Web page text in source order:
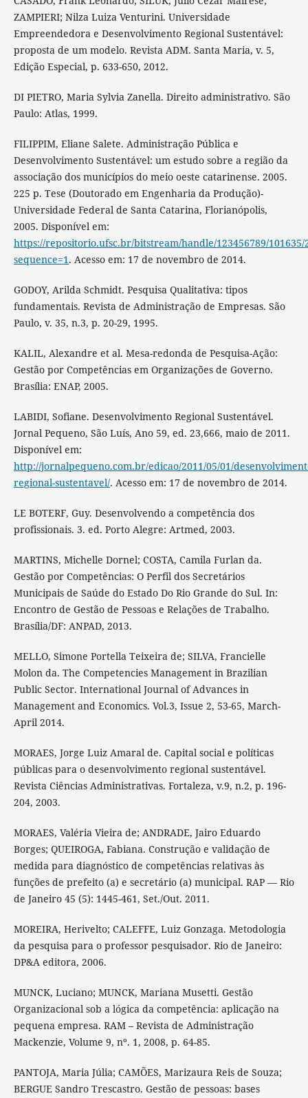
ZAMPIERI; Nilza Luiza Venturini. Universidade
Empreendedora e Desenvolvimento Regional Sustentável:
proposta de um modelo. Revista ADM. Santa Maria, v. 5,
Edição Especial, p. 633-650, 2012.
DI PIETRO, Maria Sylvia Zanella. Direito administrativo. São
Paulo: Atlas, 1999.
FILIPPIM, Eliane Salete. Administração Pública e
Desenvolvimento Sustentável: um estudo sobre a região da
associação dos municípios do meio oeste catarinense. 2005.
225 p. Tese (Doutorado em Engenharia da Produção)-
Universidade Federal de Santa Catarina, Florianópolis,
2005. Disponível em:
https://repositorio.ufsc.br/bitstream/handle/123456789/101635/
sequence=1. Acesso em: 17 de novembro de 2014.
GODOY, Arilda Schmidt. Pesquisa Qualitativa: tipos
fundamentais. Revista de Administração de Empresas. São
Paulo, v. 35, n.3, p. 20-29, 1995.
KALIL, Alexandre et al. Mesa-redonda de Pesquisa-Ação:
Gestão por Competências em Organizações de Governo.
Brasília: ENAP, 2005.
LABIDI, Sofiane. Desenvolvimento Regional Sustentável.
Jornal Pequeno, São Luís, Ano 59, ed. 23,666, maio de 2011.
Disponível em:
http://jornalpequeno.com.br/edicao/2011/05/01/
regional-sustentavel/. Acesso em: 17 de novembro de 2014.
LE BOTERF, Guy. Desenvolvendo a competência dos
profissionais. 3. ed. Porto Alegre: Artmed, 2003.
MARTINS, Michelle Dornel; COSTA, Camila Furlan da.
Gestão por Competências: O Perfil dos Secretários
Municipais de Saúde do Estado Do Rio Grande do Sul. In:
Encontro de Gestão de Pessoas e Relações de Trabalho.
Brasília/DF: ANPAD, 2013.
MELLO, Simone Portella Teixeira de; SILVA, Francielle
Molon da. The Competencies Management in Brazilian
Public Sector. International Journal of Advances in
Management and Economics. Vol.3, Issue 2, 53-65, March-
April 2014.
MORAES, Jorge Luiz Amaral de. Capital social e políticas
públicas para o desenvolvimento regional sustentável.
Revista Ciências Administrativas. Fortaleza, v.9, n.2, p. 196-
204, 2003.
MORAES, Valéria Vieira de; ANDRADE, Jairo Eduardo
Borges; QUEIROGA, Fabiana. Construção e validação de
medida para diagnóstico de competências relativas às
funções de prefeito (a) e secretário (a) municipal. RAP — Rio
de Janeiro 45 (5): 1445-461, Set./Out. 2011.
MOREIRA, Herivelto; CALEFFE, Luiz Gonzaga. Metodologia
da pesquisa para o professor pesquisador. Rio de Janeiro:
DP&A editora, 2006.
MUNCK, Luciano; MUNCK, Mariana Musetti. Gestão
Organizacional sob a lógica da competência: aplicação na
pequena empresa. RAM – Revista de Administração
Mackenzie, Volume 9, nº. 1, 2008, p. 64-85.
PANTOJA, Maria Júlia; CAMÕES, Marizaura Reis de Souza;
BERGUE Sandro Trescastro. Gestão de pessoas: bases